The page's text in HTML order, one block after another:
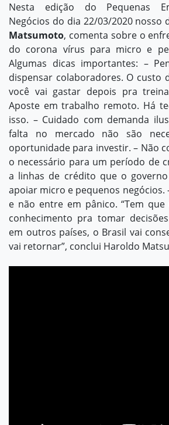
Nesta edição do Pequenas
Negócios do dia 22/03/2020 nosso
Matsumoto, comenta sobre o
do corona vírus para micro e
Algumas dicas importantes: –
dispensar colaboradores. O custo
você vai gastar depois pra
Aposte em trabalho remoto. Há
isso. – Cuidado com demanda
falta no mercado não são
oportunidade para investir. – Não
o necessário para um período de
a linhas de crédito que o
apoiar micro e pequenos negócios.
e não entre em pânico. “Tem
conhecimento pra tomar
em outros países, o Brasil vai
vai retornar”, conclui Haroldo